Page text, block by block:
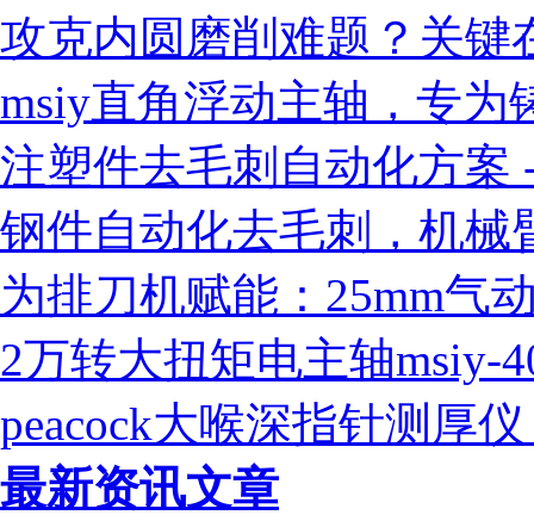
攻克内圆磨削难题？关键
msiy直角浮动主轴，专为
注塑件去毛刺自动化方案
钢件自动化去毛刺，机械
为排刀机赋能：25mm气
2万转大扭矩电主轴msiy-
peacock大喉深指针测厚
最新资讯文章